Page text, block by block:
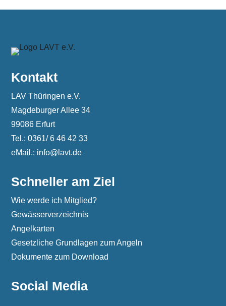
Kontakt
LAV Thüringen e.V.
Magdeburger Allee 34
99086 Erfurt
Tel.: 0361/ 6 46 42 33
eMail.: info@lavt.de
Schneller am Ziel
Wie werde ich Mitglied?
Gewässerverzeichnis
Angelkarten
Gesetzliche Grundlagen zum Angeln
Dokumente zum Download
Social Media